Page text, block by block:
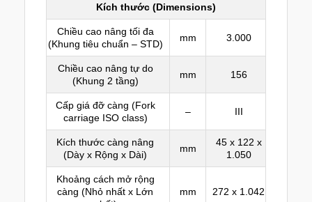
Kích thước (Dimensions)
Chiều cao nâng tối đa
(Khung tiêu chuẩn – STD)
mm 3.000
Chiều cao nâng tự do
(Khung 2 tầng)
mm 156
Cấp giá đỡ càng (Fork
carriage ISO class)
– III
Kích thước càng nâng
(Dày x Rộng x Dài)
mm
45 x 122 x
1.050
Khoảng cách mở rộng
càng (Nhỏ nhất x Lớn
mm 272 x 1.042